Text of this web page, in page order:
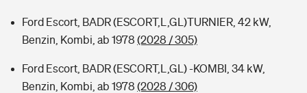
Ford Escort, BADR (ESCORT,L,GL)TURNIER, 42 kW,
Benzin, Kombi, ab 1978 (2028 / 305)
Ford Escort, BADR (ESCORT,L,GL) -KOMBI, 34 kW,
Benzin, Kombi, ab 1978 (2028 / 306)